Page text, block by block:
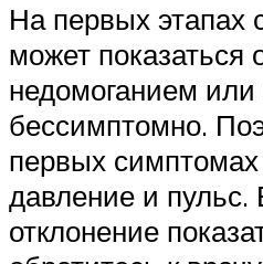
На первых этапах
может
недомоганием или
бессимптомно.
первых
давление и пульс.
отклонение